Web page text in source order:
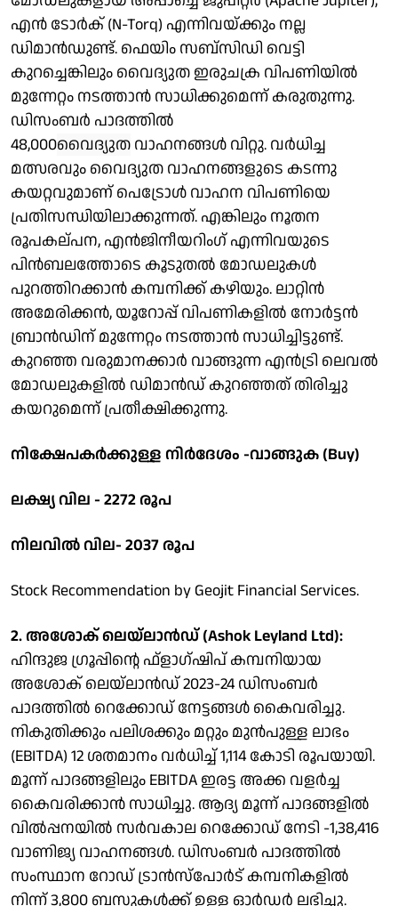
എന്‍ ടോര്‍ക് (N-Torq) എന്നിവയ്ക്കും നല്ല
ഡിമാന്‍ഡുണ്ട്. ഫെയിം സബ്സിഡി വെട്ടി
കുറച്ചെങ്കിലും വൈദ്യുത ഇരുചക്ര വിപണിയില്‍
മുന്നേറ്റം നടത്താന്‍ സാധിക്കുമെന്ന് കരുതുന്നു.
ഡിസംബര്‍ പാദത്തില്‍
48,000വൈദ്യുത വാഹനങ്ങള്‍ വിറ്റു. വര്‍ധിച്ച
മത്സരവും വൈദ്യുത വാഹനങ്ങളുടെ കടന്നു
കയറ്റവുമാണ് പെട്രോള്‍ വാഹന വിപണിയെ
പ്രതിസന്ധിയിലാക്കുന്നത്. എങ്കിലും നൂതന
രൂപകല്പന, എന്‍ജിനീയറിംഗ് എന്നിവയുടെ
പിന്‍ബലത്തോടെ കൂടുതല്‍ മോഡലുകള്‍
പുറത്തിറക്കാന്‍ കമ്പനിക്ക് കഴിയും. ലാറ്റിന്‍
അമേരിക്കന്‍, യൂറോപ്പ് വിപണികളില്‍ നോര്‍ട്ടന്‍
ബ്രാന്‍ഡിന് മുന്നേറ്റം നടത്താന്‍ സാധിച്ചിട്ടുണ്ട്.
കുറഞ്ഞ വരുമാനക്കാര്‍ വാങ്ങുന്ന എന്‍ട്രി ലെവല്‍
മോഡലുകളില്‍ ഡിമാന്‍ഡ് കുറഞ്ഞത് തിരിച്ചു
കയറുമെന്ന് പ്രതീക്ഷിക്കുന്നു.
നിക്ഷേപകര്‍ക്കുള്ള നിര്‍ദേശം -വാങ്ങുക (Buy)
ലക്ഷ്യ വില - 2272 രൂപ
നിലവില്‍ വില- 2037 രൂപ
Stock Recommendation by Geojit Financial Services.
2. അശോക് ലെയ്ലാന്‍ഡ് (Ashok Leyland Ltd):
ഹിന്ദുജ ഗ്രൂപ്പിന്റെ ഫ്‌ളാഗ്ഷിപ് കമ്പനിയായ
അശോക് ലെയ്ലാന്‍ഡ് 2023-24 ഡിസംബര്‍
പാദത്തില്‍ റെക്കോഡ് നേട്ടങ്ങള്‍ കൈവരിച്ചു.
നികുതിക്കും പലിശക്കും മറ്റും മുന്‍പുള്ള ലാഭം
(EBITDA) 12 ശതമാനം വര്‍ധിച്ച് 1,114 കോടി രൂപയായി.
മൂന്ന് പാദങ്ങളിലും EBITDA ഇരട്ട അക്ക വളര്‍ച്ച
കൈവരിക്കാന്‍ സാധിച്ചു. ആദ്യ മൂന്ന് പാദങ്ങളില്‍
വില്‍പ്പനയില്‍ സര്‍വകാല റെക്കോഡ് നേടി -1,38,416
വാണിജ്യ വാഹനങ്ങള്‍. ഡിസംബര്‍ പാദത്തില്‍
സംസ്ഥാന റോഡ് ട്രാന്‍സ്പോര്‍ട് കമ്പനികളില്‍
നിന്ന് 3,800 ബസുകള്‍ക്ക് ഉള്ള ഓര്‍ഡര്‍ ലഭിച്ചു.